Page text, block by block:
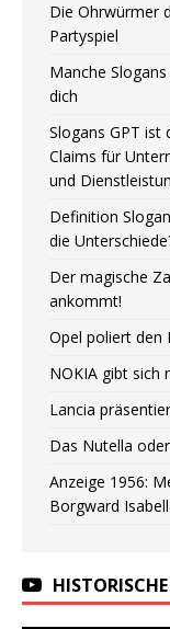
Die Ohrwürmer
Partyspiel
Manche
dich
Slogans GPT ist
Claims für
und
Definition
die
Der magische
ankommt!
Opel poliert den
NOKIA gibt sich
Lancia
Das Nutella
Anzeige 1956:
Borgward